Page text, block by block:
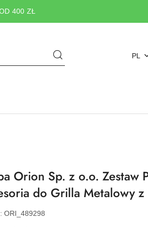
400 ZŁ
PL
Orion Sp. z o.o. Zestaw
do Grilla Metalowy
ORI_489298